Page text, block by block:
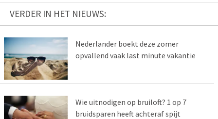
VERDER IN HET NIEUWS:
Nederlander boekt deze zomer
opvallend vaak last minute vakantie
Wie uitnodigen op bruiloft? 1 op 7
bruidsparen heeft achteraf spijt